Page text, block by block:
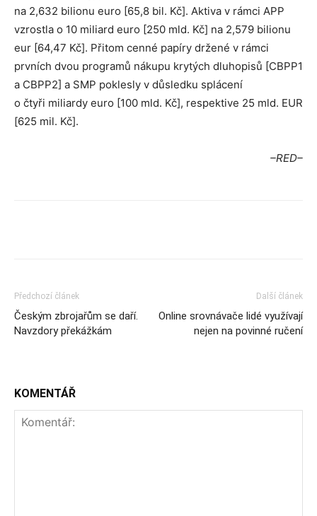
na 2,632 bilionu euro [65,8 bil. Kč]. Aktiva v rámci APP
vzrostla o 10 miliard euro [250 mld. Kč] na 2,579 bilionu
eur [64,47 Kč]. Přitom cenné papíry držené v rámci
prvních dvou programů nákupu krytých dluhopisů [CBPP1
a CBPP2] a SMP poklesly v důsledku splácení
o čtyři miliardy euro [100 mld. Kč], respektive 25 mld. EUR
[625 mil. Kč].
–RED–
Předchozí článek
Českým zbrojařům se daří.
Navzdory překážkám
Další článek
Online srovnávače lidé využívají
nejen na povinné ručení
KOMENTÁŘ